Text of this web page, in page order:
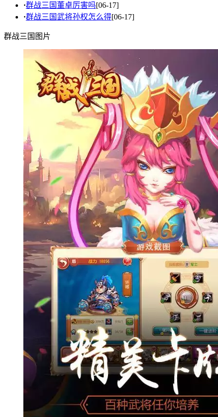
·群战三国董卓厉害吗[06-17]
·群战三国武将孙权怎么得[06-17]
群战三国图片